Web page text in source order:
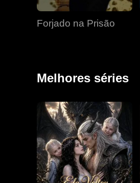
Forjado na Prisão
Melhores séries